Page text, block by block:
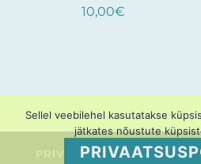
10,00€
PRIVAATSUSPOLIITIKA
Sellel veebilehel kasutatakse
jätkates nõustute